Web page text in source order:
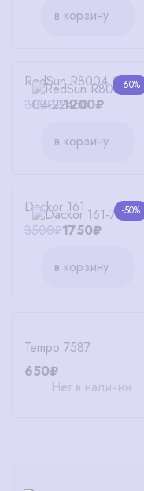
в корзину
-60%
RedSun R8004 C4
3000₽1200₽
в корзину
-50%
Dackor 161
3500₽1750₽
в корзину
Tempo 7587
650₽
Нет в наличии